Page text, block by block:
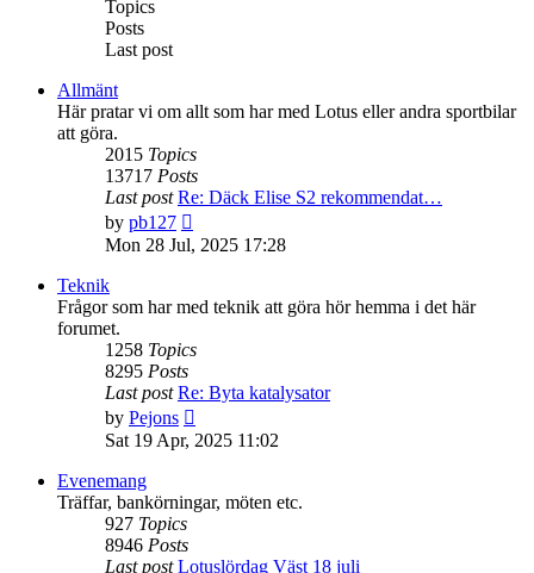
Topics
Posts
Last post
Allmänt
Här pratar vi om allt som har med Lotus eller andra sportbilar
att göra.
2015 Topics
13717 Posts
Last post Re: Däck Elise S2 rekommendat…
by pb127
the
Mon 28 Jul, 2025 17:28
Teknik
Frågor som har med teknik att göra hör hemma i det här
forumet.
1258 Topics
8295 Posts
Last post Re: Byta katalysator
by Pejons
the
Sat 19 Apr, 2025 11:02
Evenemang
Träffar, bankörningar, möten etc.
927 Topics
8946 Posts
Last post Lotuslördag Väst 18 juli